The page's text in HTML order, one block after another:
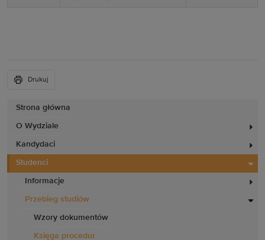
Strona główna
O Wydziale
Kandydaci
Studenci
Informacje
Przebieg studiów
Wzory dokumentów
Księga procedur
Drukuj